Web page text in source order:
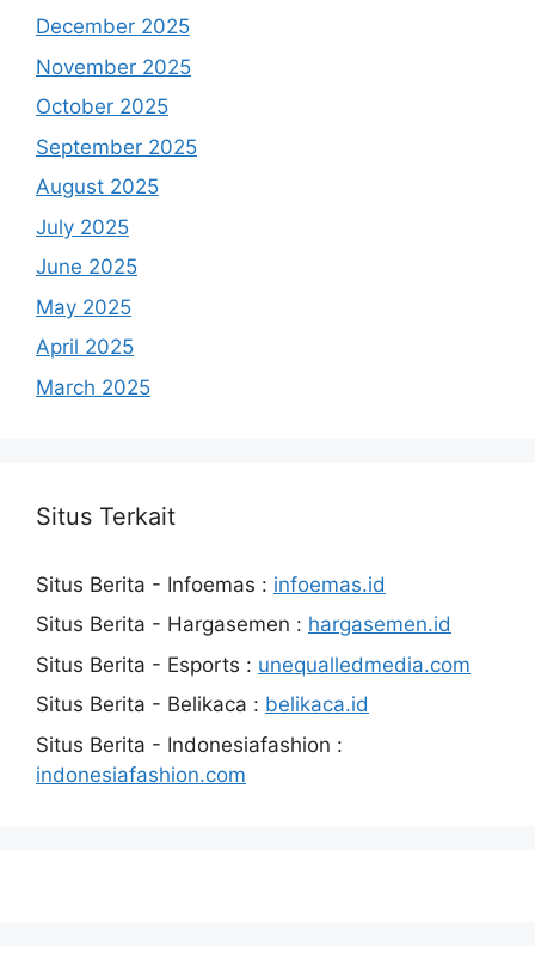
December 2025
November 2025
October 2025
September 2025
August 2025
July 2025
June 2025
May 2025
April 2025
March 2025
Situs Terkait
Situs Berita - Infoemas : infoemas.id
Situs Berita - Hargasemen : hargasemen.id
Situs Berita - Esports : unequalledmedia.com
Situs Berita - Belikaca : belikaca.id
Situs Berita - Indonesiafashion :
indonesiafashion.com